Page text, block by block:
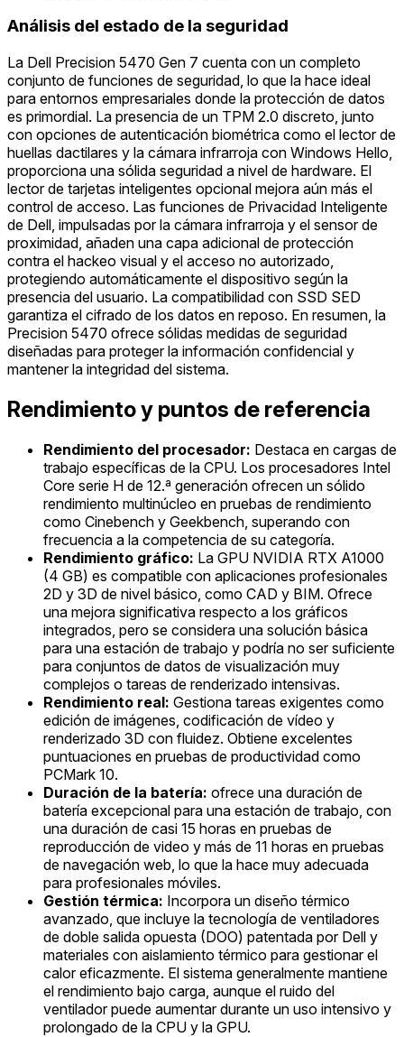
Análisis del estado de la seguridad
La Dell Precision 5470 Gen 7 cuenta con un completo
conjunto de funciones de seguridad, lo que la hace ideal
para entornos empresariales donde la protección de datos
es primordial. La presencia de un TPM 2.0 discreto, junto
con opciones de autenticación biométrica como el lector de
huellas dactilares y la cámara infrarroja con Windows Hello,
proporciona una sólida seguridad a nivel de hardware. El
lector de tarjetas inteligentes opcional mejora aún más el
control de acceso. Las funciones de Privacidad Inteligente
de Dell, impulsadas por la cámara infrarroja y el sensor de
proximidad, añaden una capa adicional de protección
contra el hackeo visual y el acceso no autorizado,
protegiendo automáticamente el dispositivo según la
presencia del usuario. La compatibilidad con SSD SED
garantiza el cifrado de los datos en reposo. En resumen, la
Precision 5470 ofrece sólidas medidas de seguridad
diseñadas para proteger la información confidencial y
mantener la integridad del sistema.
Rendimiento y puntos de referencia
Rendimiento del procesador: Destaca en cargas de
trabajo específicas de la CPU. Los procesadores Intel
Core serie H de 12.ª generación ofrecen un sólido
rendimiento multinúcleo en pruebas de rendimiento
como Cinebench y Geekbench, superando con
frecuencia a la competencia de su categoría.
Rendimiento gráfico: La GPU NVIDIA RTX A1000
(4 GB) es compatible con aplicaciones profesionales
2D y 3D de nivel básico, como CAD y BIM. Ofrece
una mejora significativa respecto a los gráficos
integrados, pero se considera una solución básica
para una estación de trabajo y podría no ser suficiente
para conjuntos de datos de visualización muy
complejos o tareas de renderizado intensivas.
Rendimiento real: Gestiona tareas exigentes como
edición de imágenes, codificación de vídeo y
renderizado 3D con fluidez. Obtiene excelentes
puntuaciones en pruebas de productividad como
PCMark 10.
Duración de la batería: ofrece una duración de
batería excepcional para una estación de trabajo, con
una duración de casi 15 horas en pruebas de
reproducción de video y más de 11 horas en pruebas
de navegación web, lo que la hace muy adecuada
para profesionales móviles.
Gestión térmica: Incorpora un diseño térmico
avanzado, que incluye la tecnología de ventiladores
de doble salida opuesta (DOO) patentada por Dell y
materiales con aislamiento térmico para gestionar el
calor eficazmente. El sistema generalmente mantiene
el rendimiento bajo carga, aunque el ruido del
ventilador puede aumentar durante un uso intensivo y
prolongado de la CPU y la GPU.